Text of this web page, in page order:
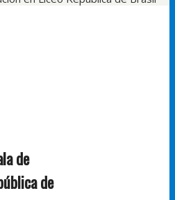
de
de